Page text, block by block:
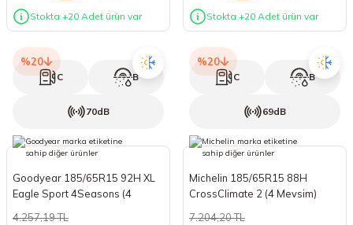
Stokta +20 Adet ürün var Stokta +20 Adet ürün var
%20
C B
70dB
Goodyear 185/65R15 92H XL
Eagle Sport 4Seasons (4
4.257,19 TL
%20
C B
69dB
Michelin 185/65R15 88H
CrossClimate 2 (4 Mevsim)
7.204,20 TL